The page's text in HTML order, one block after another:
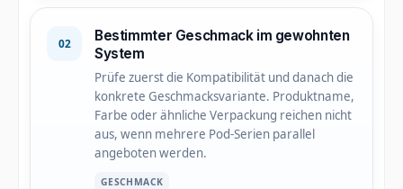
02
Bestimmter Geschmack im gewohnten
System
Prüfe zuerst die Kompatibilität und danach die
konkrete Geschmacksvariante. Produktname,
Farbe oder ähnliche Verpackung reichen nicht
aus, wenn mehrere Pod-Serien parallel
angeboten werden.
GESCHMACK